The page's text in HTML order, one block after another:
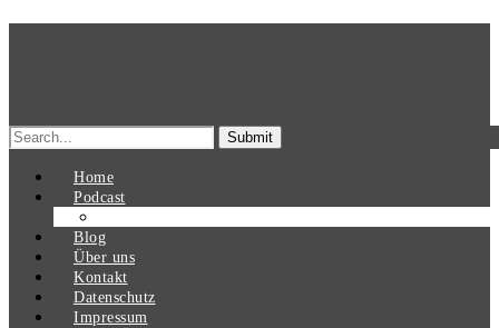
Search
for:
Home
Podcast
Blog
Über uns
Kontakt
Datenschutz
Impressum